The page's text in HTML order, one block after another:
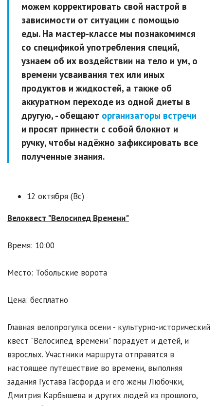
можем корректировать свой настрой в
зависимости от ситуации с помощью
еды. На мастер-классе мы познакомимся
со спецификой употребления специй,
узнаем об их воздействии на тело и ум, о
времени усваивания тех или иных
продуктов и жидкостей, а также об
аккуратном переходе из одной диеты в
другую, - обещают организаторы встречи
и просят принести с собой блокнот и
ручку, чтобы надёжно зафиксировать все
полученные знания.
12 октября (Вс)
Велоквест "Велосипед Времени"
Время: 10:00
Место: Тобольские ворота
Цена: бесплатно
Главная велопрогулка осени - культурно-исторический
квест "Велосипед времени" порадует и детей, и
взрослых. Участники маршрута отправятся в
настоящее путешествие во времени, выполняя
задания Густава Гасфорда и его жены Любочки,
Дмитрия Карбышева и других людей из прошлого,